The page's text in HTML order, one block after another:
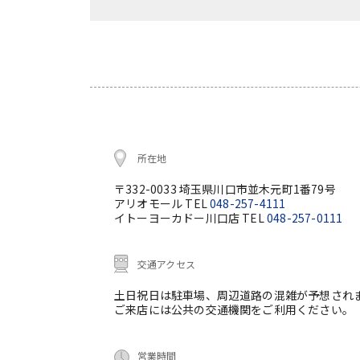
所在地
〒332-0033 埼玉県川口市並木元町1番79号
アリオモール TEL048-257-4111
イトーヨーカドー川口店 TEL048-257-0111
交通アクセス
土日祝日は駐車場、周辺道路の混雑が予想され
ご来店には公共の交通機関をご利用ください。
営業時間